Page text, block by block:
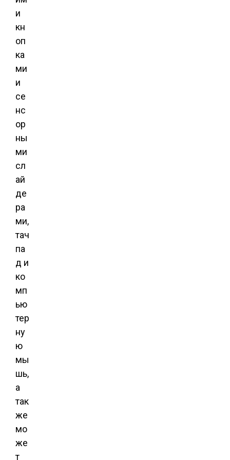
и
кн
оп
ка
ми
и
се
нс
ор
ны
ми
сл
ай
де
ра
ми,
тач
па
д и
ко
мп
ью
тер
ну
ю
мы
шь,
а
так
же
мо
же
т